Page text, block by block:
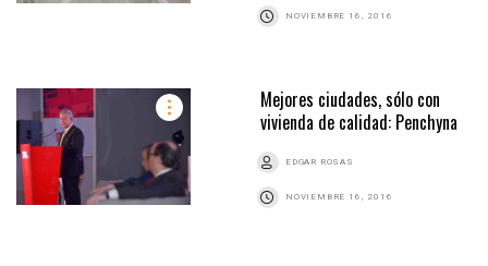
NOVIEMBRE 16, 2016
Mejores ciudades, sólo con
vivienda de calidad: Penchyna
EDGAR ROSAS
NOVIEMBRE 16, 2016